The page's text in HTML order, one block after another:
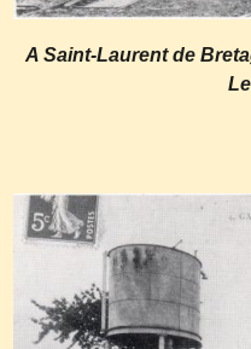
A Saint-Laurent de